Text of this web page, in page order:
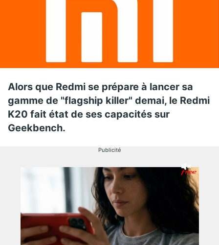
Alors que Redmi se prépare à lancer sa
gamme de "flagship killer" demai, le Redmi
K20 fait état de ses capacités sur
Geekbench.
Publicité